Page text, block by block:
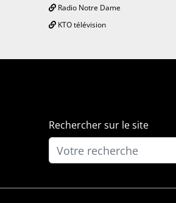
Radio Notre Dame
KTO télévision
Rechercher sur le site